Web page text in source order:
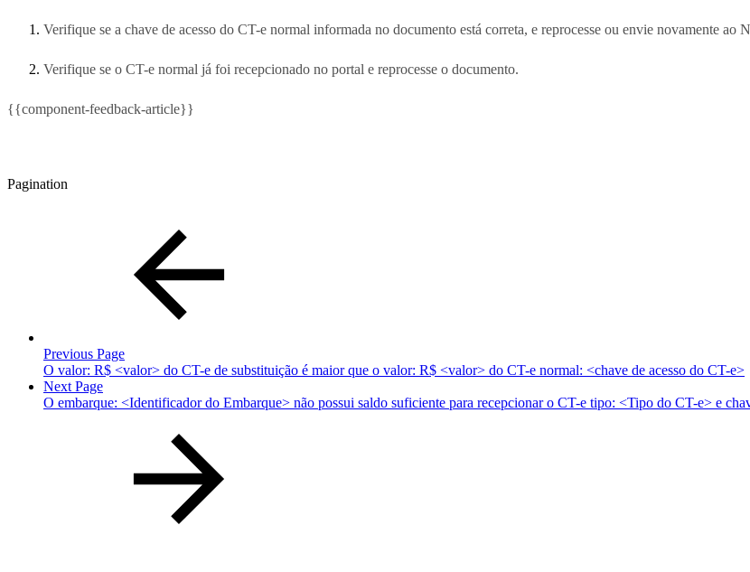
Verifique se a chave de acesso do CT-e normal informada no documento está correta, e reprocesse ou envie novamente ao
Verifique se o CT-e normal já foi recepcionado no portal e reprocesse o documento.
{{component-feedback-article}}
Pagination
Previous Page
O valor: R$ <valor> do CT-e de substituição é maior que o valor: R$ <valor> do CT-e normal: <chave de acesso do CT-e>
Next Page
O embarque: <Identificador do Embarque> não possui saldo suficiente para recepcionar o CT-e tipo: <Tipo do CT-e> e